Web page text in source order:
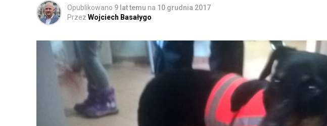
Opublikowano 9 lat temu na 10 grudnia 2017
Przez Wojciech Basałygo